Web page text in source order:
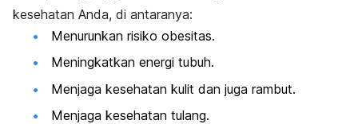
kesehatan Anda, di antaranya:
Menurunkan risiko obesitas.
Meningkatkan energi tubuh.
Menjaga kesehatan kulit dan juga rambut.
Menjaga kesehatan tulang.